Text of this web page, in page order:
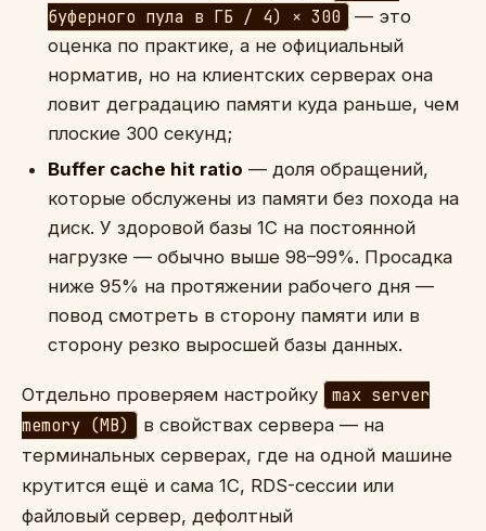
буферного пула в ГБ / 4) × 300
— это
оценка по практике, а не официальный
норматив, но на клиентских серверах она
ловит деградацию памяти куда раньше, чем
плоские 300 секунд;
Buffer cache hit ratio — доля обращений,
которые обслужены из памяти без похода на
диск. У здоровой базы 1С на постоянной
нагрузке — обычно выше 98–99%. Просадка
ниже 95% на протяжении рабочего дня —
повод смотреть в сторону памяти или в
сторону резко выросшей базы данных.
Отдельно проверяем настройку
max server
memory (MB)
в свойствах сервера — на
терминальных серверах, где на одной машине
крутится ещё и сама 1С, RDS-сессии или
файловый сервер, дефолтный